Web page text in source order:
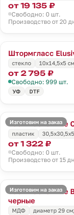
от 19 135 ₽
Свободно: 0 шт.
Производство от 20
Штормгласс
стекло
10х14,5х5
от 2 795 ₽
Свободно: 999 шт.
УФ DTF
Изготовим на заказ
Часы настенные
пластик
от 1 322 ₽
Свободно: 0 шт.
Производство от 15
Изготовим на заказ
Часы настенные
черные
МДФ диаметр 29